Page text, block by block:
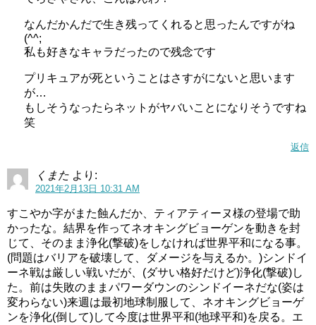
なんだかんだで生き残ってくれると思ったんですがね
(^^;
私も好きなキャラだったので残念です
プリキュアが死ということはさすがにないと思います
が…
もしそうなったらネットがヤバいことになりそうですね
笑
返信
くまた より:
2021年2月13日 10:31 AM
すこやか字がまた蝕んだか、ティアティーヌ様の登場で助
かったな。結界を作ってネオキングビョーゲンを動きを封
じて、そのまま浄化(撃破)をしなければ世界平和になる事。
(問題はバリアを破壊して、ダメージを与えるか。)シンドイ
ーネ戦は厳しい戦いだが、(ダサい格好だけど)浄化(撃破)し
た。前は失敗のままパワーダウンのシンドイーネだな(姿は
変わらない)来週は最初地球制服して、ネオキングビョーゲ
ンを浄化(倒して)して今度は世界平和(地球平和)を戻る。エ